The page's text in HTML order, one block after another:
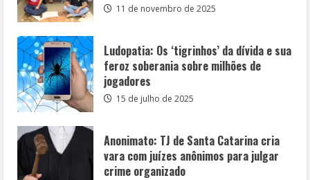
11 de novembro de 2025
Ludopatia: Os ‘tigrinhos’ da dívida e sua
feroz soberania sobre milhões de
jogadores
15 de julho de 2025
Anonimato: TJ de Santa Catarina cria
vara com juízes anônimos para julgar
crime organizado